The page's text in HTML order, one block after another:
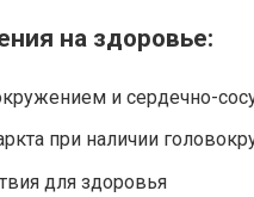
на здоровье:
и сердечно-
при наличии
для здоровья